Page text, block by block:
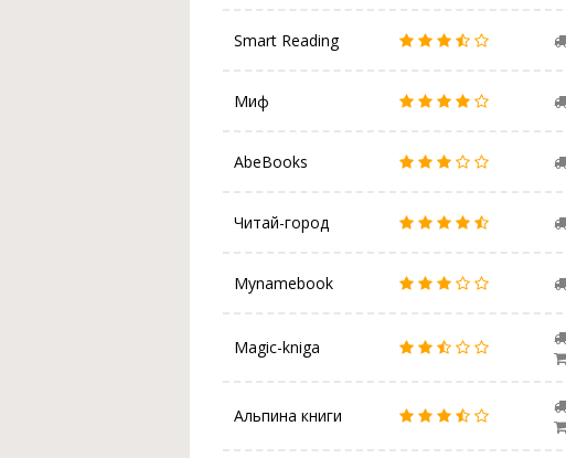
Smart Reading
Миф
AbeBooks
Читай-город
Mynamebook
Magic-kniga
Альпина книги